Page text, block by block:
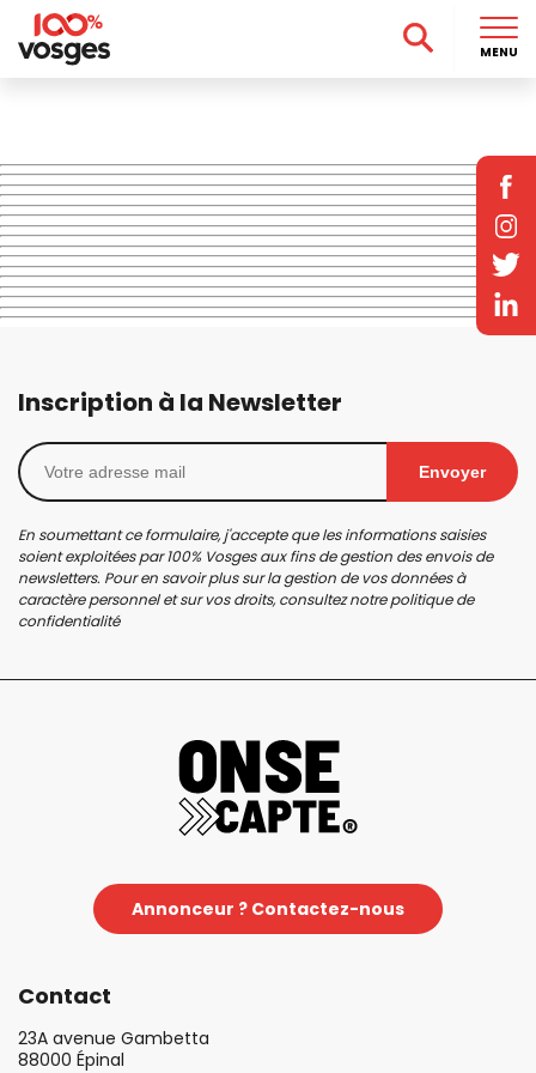
Inscription à la Newsletter
Envoyer
En soumettant ce formulaire, j'accepte que les informations saisies
soient exploitées par 100% Vosges aux fins de gestion des envois de
newsletters. Pour en savoir plus sur la gestion de vos données à
caractère personnel et sur vos droits, consultez notrepolitique de
confidentialité
Annonceur ? Contactez-nous
Contact
23A avenue Gambetta
88000 Épinal
MENU